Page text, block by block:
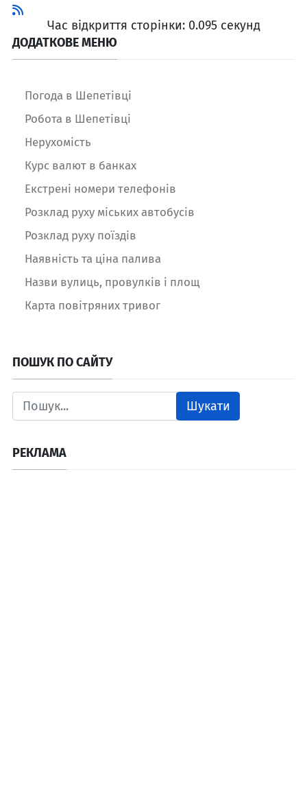
Час відкриття сторінки: 0.095 секунд
ДОДАТКОВЕ МЕНЮ
Погода в Шепетівці
Робота в Шепетівці
Нерухомість
Курс валют в банках
Екстрені номери телефонів
Розклад руху міських автобусів
Розклад руху поїздів
Наявність та ціна палива
Назви вулиць, провулків і площ
Карта повітряних тривог
ПОШУК ПО САЙТУ
Шукати
РЕКЛАМА